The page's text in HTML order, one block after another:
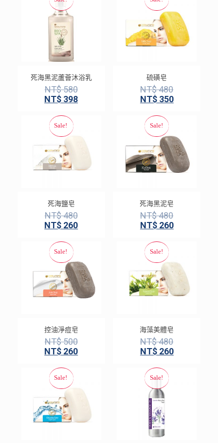
死海黑泥蘆薈沐浴乳
NT$580
NT$ 398
硫磺皂
NT$480
NT$350
死海鹽皂
NT$480
NT$ 260
死海黑泥皂
NT$480
NT$260
控油淨痘皂
NT$500
NT$ 260
海藻美體皂
NT$480
NT$260